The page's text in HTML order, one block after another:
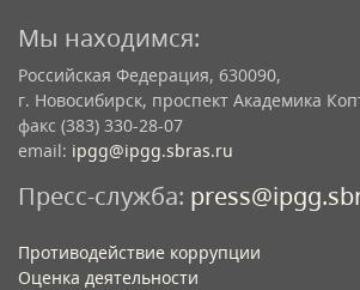
Мы находимся:
Российская Федерация, 630090,
г. Новосибирск, проспект Академика
факс (383) 330-28-07
email: ipgg@ipgg.sbras.ru
Пресс-служба:
Противодействие коррупции
Оценка деятельности